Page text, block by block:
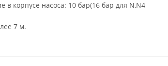
корпусе насоса: 10 бар(16 бар для N,N4
7 м.